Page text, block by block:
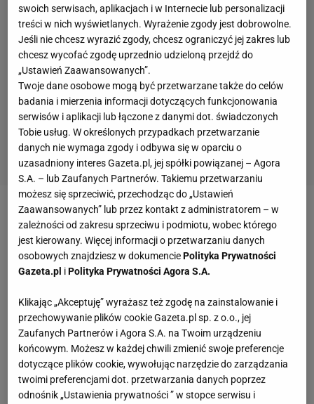
Damian Bąbol: Coraz słabszy poziom sportowy,
brak polskich drużyn w europejskich pucharach,
niska frekwencja, a do tego jeszcze gangsterzy nie
tylko na trybunach, ale nawet we władzach klubów.
Ekstraklasa właśnie przeżywa jeden z
największych kryzysów wizerunkowych w XXI
wieku?
Paweł Sławski, agencja marketingu sportowego
Arskom: - Dzisiejsze realia w porównaniu z czasami
swoich serwisach, aplikacjach i w Internecie lub personalizacji
treści w nich wyświetlanych. Wyrażenie zgody jest dobrowolne.
Jeśli nie chcesz wyrazić zgody, chcesz ograniczyć jej zakres lub
chcesz wycofać zgodę uprzednio udzieloną przejdź do
„Ustawień Zaawansowanych”.
Twoje dane osobowe mogą być przetwarzane także do celów
badania i mierzenia informacji dotyczących funkcjonowania
serwisów i aplikacji lub łączone z danymi dot. świadczonych
Tobie usług. W określonych przypadkach przetwarzanie
danych nie wymaga zgody i odbywa się w oparciu o
uzasadniony interes Gazeta.pl, jej spółki powiązanej – Agora
S.A. – lub Zaufanych Partnerów. Takiemu przetwarzaniu
możesz się sprzeciwić, przechodząc do „Ustawień
Zaawansowanych” lub przez kontakt z administratorem – w
zależności od zakresu sprzeciwu i podmiotu, wobec którego
jest kierowany. Więcej informacji o przetwarzaniu danych
osobowych znajdziesz w dokumenciePolityka Prywatności
Gazeta.pl iPolityka Prywatności Agora S.A.
Klikając „Akceptuję” wyrażasz też zgodę na zainstalowanie i
przechowywanie plików cookie Gazeta.pl sp. z o.o., jej
Zaufanych Partnerów i Agora S.A. na Twoim urządzeniu
końcowym. Możesz w każdej chwili zmienić swoje preferencje
dotyczące plików cookie, wywołując narzędzie do zarządzania
twoimi preferencjami dot. przetwarzania danych poprzez
odnośnik „Ustawienia prywatności ” w stopce serwisu i